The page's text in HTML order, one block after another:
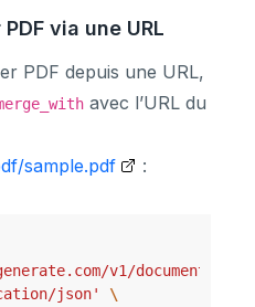
via une URL
PDF depuis une URL,
avec l’URL du
sample.pdf
:
v1/document'
json'
\